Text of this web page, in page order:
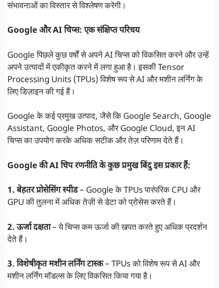
संभावनाओं का विस्तार से विश्लेषण करेगी।
Google और AI चिप्स: एक संक्षिप्त परिचय
Google पिछले कुछ वर्षों से अपने AI चिप्स को विकसित करने और उन्हें
अपने उत्पादों में एकीकृत करने में लगा हुआ है। इसकी Tensor
Processing Units (TPUs) विशेष रूप से AI और मशीन लर्निंग के
लिए डिज़ाइन की गई हैं।
Google के कई प्रमुख उत्पाद, जैसे कि Google Search, Google
Assistant, Google Photos, और Google Cloud, इन AI
चिप्स का उपयोग करके अधिक सटीक और तेज़ परिणाम देते हैं।
Google की AI चिप रणनीति के कुछ प्रमुख बिंदु इस प्रकार हैं:
1. बेहतर प्रोसेसिंग स्पीड– Google के TPUs पारंपरिक CPU और
GPU की तुलना में अधिक तेज़ी से डेटा को प्रोसेस करते हैं।
2. ऊर्जा दक्षता– ये चिप्स कम ऊर्जा की खपत करते हुए अधिक प्रदर्शन
देते हैं।
3. विशेषीकृत मशीन लर्निंग टास्क– TPUs को विशेष रूप से AI और
मशीन लर्निंग मॉडल्स के लिए विकसित किया गया है।